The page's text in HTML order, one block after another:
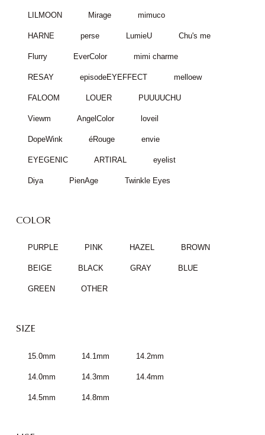
LILMOON Mirage mimuco
HARNE perse LumieU Chu's me
Flurry EverColor mimi charme
RESAY episodeEYEFFECT melloew
FALOOM LOUER PUUUUCHU
Viewm AngelColor loveil
DopeWink éRouge envie
EYEGENIC ARTIRAL eyelist
Diya PienAge Twinkle Eyes
COLOR
PURPLE PINK HAZEL BROWN
BEIGE BLACK GRAY BLUE
GREEN OTHER
SIZE
15.0mm 14.1mm 14.2mm
14.0mm 14.3mm 14.4mm
14.5mm 14.8mm